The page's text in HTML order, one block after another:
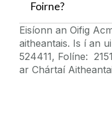
Foirne?
Eisíonn an Oifig
aitheantais. Is í an
524411, Folíne:
ar Chártaí